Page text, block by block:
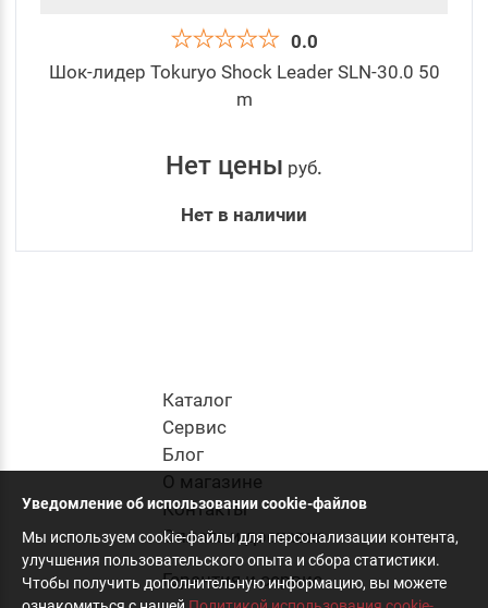
0.0
Шок-лидер Tokuryo Shock Leader SLN-30.0 50
m
Нет цены руб.
Нет в наличии
Каталог
Cервис
Блог
О магазине
Контакты
Оплата и доставка
Гарантия и сервис
Уведомление об использовании cookie-файлов
Мы используем cookie-файлы для персонализации контента,
улучшения пользовательского опыта и сбора статистики.
Чтобы получить дополнительную информацию, вы можете